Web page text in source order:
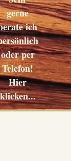
gerne
ich
oder per
Telefon!
Hier
klicken...